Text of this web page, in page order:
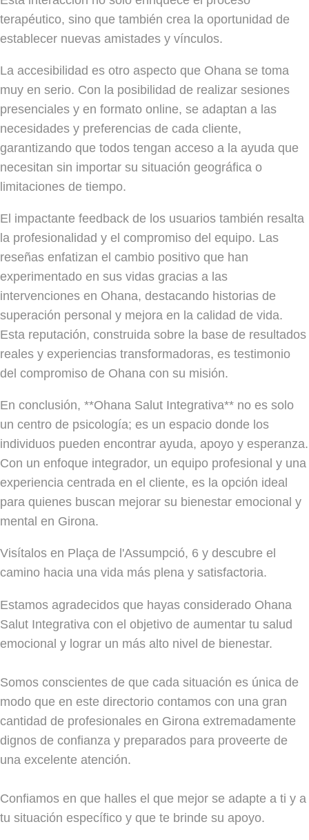
terapéutico, sino que también crea la oportunidad de
establecer nuevas amistades y vínculos.
La accesibilidad es otro aspecto que Ohana se toma
muy en serio. Con la posibilidad de realizar sesiones
presenciales y en formato online, se adaptan a las
necesidades y preferencias de cada cliente,
garantizando que todos tengan acceso a la ayuda que
necesitan sin importar su situación geográfica o
limitaciones de tiempo.
El impactante feedback de los usuarios también resalta
la profesionalidad y el compromiso del equipo. Las
reseñas enfatizan el cambio positivo que han
experimentado en sus vidas gracias a las
intervenciones en Ohana, destacando historias de
superación personal y mejora en la calidad de vida.
Esta reputación, construida sobre la base de resultados
reales y experiencias transformadoras, es testimonio
del compromiso de Ohana con su misión.
En conclusión, **Ohana Salut Integrativa** no es solo
un centro de psicología; es un espacio donde los
individuos pueden encontrar ayuda, apoyo y esperanza.
Con un enfoque integrador, un equipo profesional y una
experiencia centrada en el cliente, es la opción ideal
para quienes buscan mejorar su bienestar emocional y
mental en Girona.
Visítalos en Plaça de l'Assumpció, 6 y descubre el
camino hacia una vida más plena y satisfactoria.
Estamos agradecidos que hayas considerado Ohana
Salut Integrativa con el objetivo de aumentar tu salud
emocional y lograr un más alto nivel de bienestar.
Somos conscientes de que cada situación es única de
modo que en este directorio contamos con una gran
cantidad de profesionales en Girona extremadamente
dignos de confianza y preparados para proveerte de
una excelente atención.
Confiamos en que halles el que mejor se adapte a ti y a
tu situación específico y que te brinde su apoyo.